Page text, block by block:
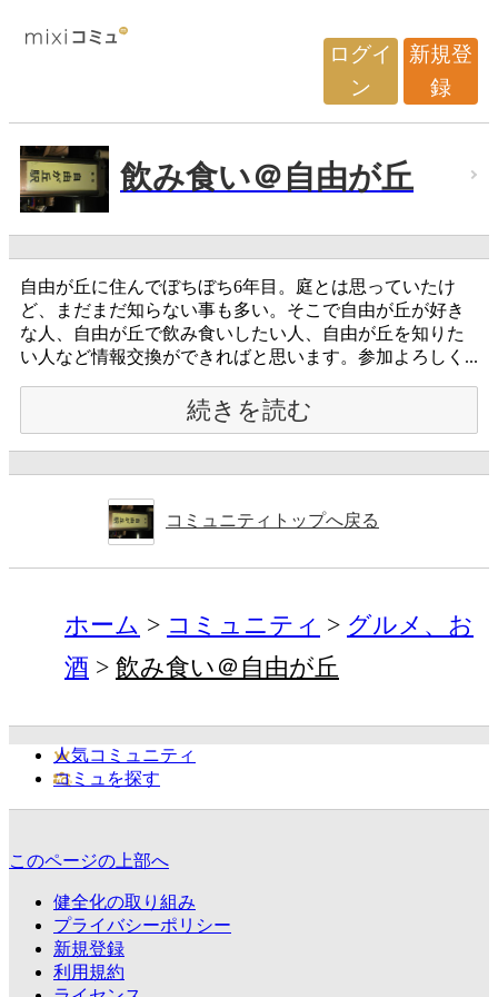
ログイ
ン
新規登
録
飲み食い＠自由が丘
自由が丘に住んでぼちぼち6年目。庭とは思っていたけ
ど、まだまだ知らない事も多い。そこで自由が丘が好き
な人、自由が丘で飲み食いしたい人、自由が丘を知りた
い人など情報交換ができればと思います。参加よろしく...
続きを読む
コミュニティトップへ戻る
ホーム コミュニティ
グルメ、お
酒
飲み食い＠自由が丘
人気コミュニティ
コミュを探す
このページの上部へ
健全化の取り組み
プライバシーポリシー
新規登録
利用規約